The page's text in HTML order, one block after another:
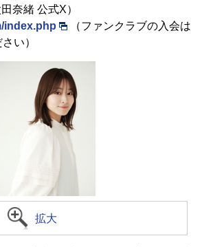
奈緒 公式X）
index.php
（ファンクラブの入会は
い）
拡大